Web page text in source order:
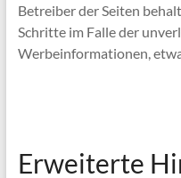
Betreiber der Seiten
Schritte im Falle der
Werbeinformationen,
Erweiterte